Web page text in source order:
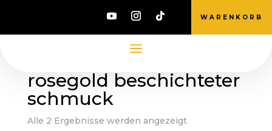
WARENKORB
/ Produkte verschlagwortet mit „rosegold
beschichteter schmuck“
rosegold beschichteter
schmuck
Alle 2 Ergebnisse werden angezeigtNach